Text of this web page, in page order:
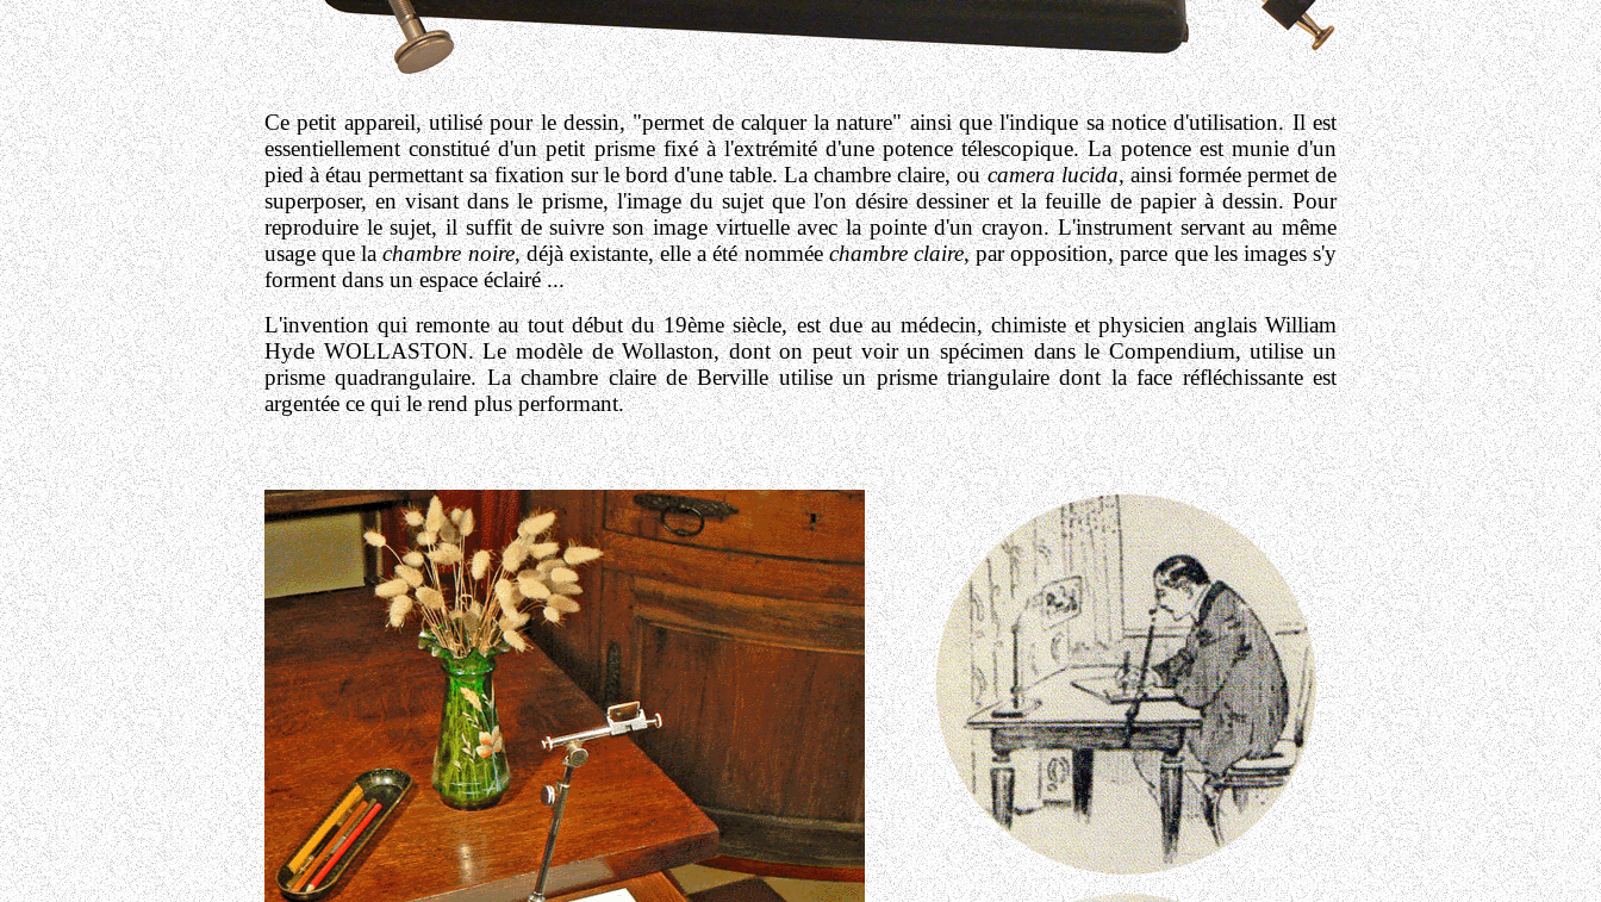
Ce petit appareil, utilisé pour le dessin, "permet de calquer la nature"ainsi que l'indique sa notice d'utilisation.Il est
essentiellement constitué d'un petit prisme fixé à l'extrémité d'une potence télescopique. La potence est munie d'un
pied à étau permettant sa fixation sur le bord d'une table. La chambre claire, oucamera lucida,ainsi formée permet de
superposer, en visant dans le prisme, l'image du sujet que l'on désire dessiner et la feuille de papier à dessin. Pour
reproduire le sujet, il suffit de suivre son image virtuelle avec la pointe d'un crayon. L'instrument servant au même
usage que lachambre noire, déjà existante, elle a été nomméechambre claire, par opposition, parce que les images s'y
forment dans un espace éclairé ...
L'invention qui remonte au tout début du 19ème siècle, est due au médecin, chimiste et physicien anglais William
Hyde WOLLASTON. Le modèle de Wollaston, dont on peut voir un spécimen dans le Compendium, utilise un
prisme quadrangulaire. La chambre claire de Berville utilise un prisme triangulaire dont la face réfléchissante est
argentée ce qui le rend plus performant.